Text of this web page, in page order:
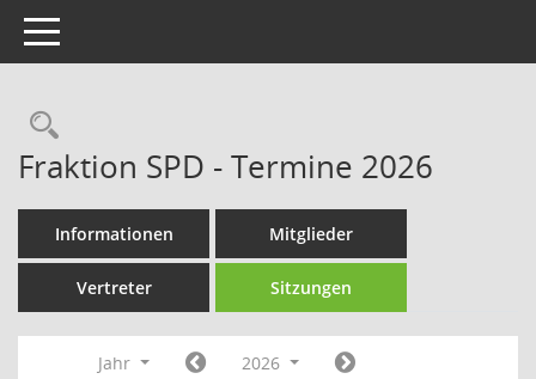
Toggle navigation
Rechercheauswahl
Fraktion SPD - Termine 2026
Informationen Mitglieder
Vertreter Sitzungen
Jahr
2026